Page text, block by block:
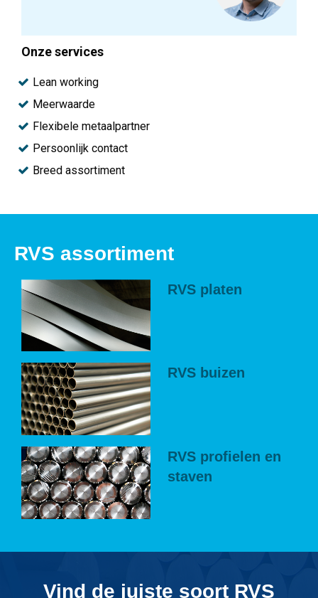
Onze services
Lean working
Meerwaarde
Flexibele metaalpartner
Persoonlijk contact
Breed assortiment
RVS assortiment
RVS platen
RVS buizen
RVS profielen en
staven
Vind de juiste soort RVS